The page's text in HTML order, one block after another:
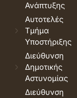
Ανάπτυξης
Αυτοτελές
Τμήμα
Υποστήριξης
Διεύθυνση
Δημοτικής
Αστυνομίας
Διεύθυνση